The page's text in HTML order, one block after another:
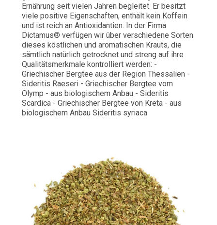
Ernährung seit vielen Jahren begleitet. Er besitzt
viele positive Eigenschaften, enthält kein Koffein
und ist reich an Antioxidantien. In der Firma
Dictamus® verfügen wir über verschiedene Sorten
dieses köstlichen und aromatischen Krauts, die
sämtlich natürlich getrocknet und streng auf ihre
Qualitätsmerkmale kontrolliert werden: -
Griechischer Bergtee aus der Region Thessalien -
Sideritis Raeseri - Griechischer Bergtee vom
Olymp - aus biologischem Anbau - Sideritis
Scardica - Griechischer Bergtee von Kreta - aus
biologischem Anbau Sideritis syriaca